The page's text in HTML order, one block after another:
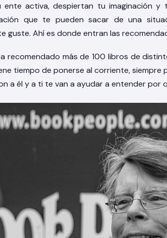
ente activa, despiertan tu imaginación
que te pueden sacar de una
guste. Ahí es donde entran las
recomendado más de 100 libros de
tiempo de ponerse al corriente, siempre
a él y a ti te van a ayudar a entender por